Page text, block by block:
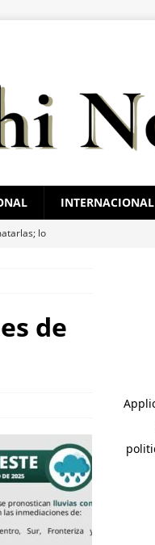
INTERNACIONAL
lo
lagarto y
lleva mensaje
región serrana
de